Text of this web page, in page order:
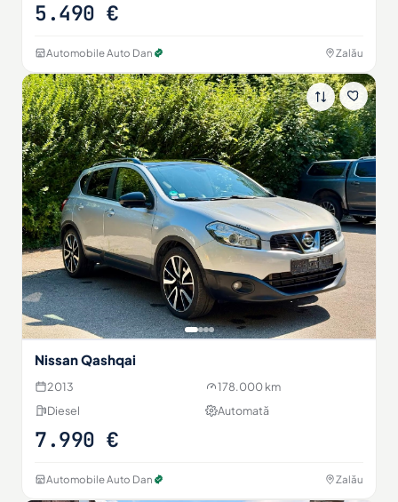
5.490 €
Automobile Auto Dan Zalău
Nissan Qashqai
2013
178.000 km
Diesel
Automată
7.990 €
Automobile Auto Dan Zalău